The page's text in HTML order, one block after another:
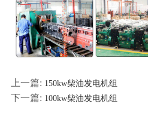
上一篇: 150kw柴油发电机组
下一篇: 100kw柴油发电机组